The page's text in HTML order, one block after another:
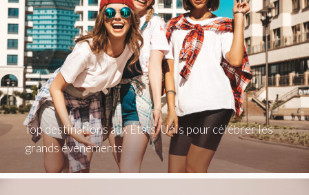
Top destinations aux États-Unis pour célébrer les
grands événements